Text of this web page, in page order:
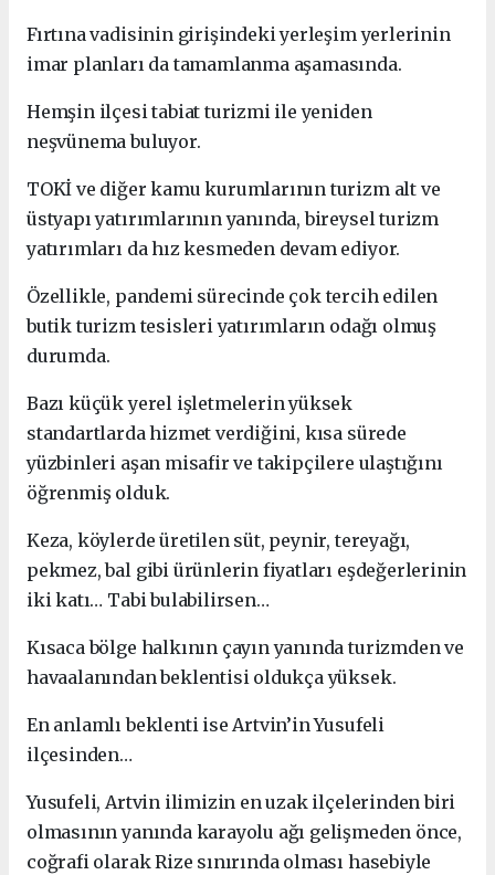
Fırtına vadisinin girişindeki yerleşim yerlerinin
imar planları da tamamlanma aşamasında.
Hemşin ilçesi tabiat turizmi ile yeniden
neşvünema buluyor.
TOKİ ve diğer kamu kurumlarının turizm alt ve
üstyapı yatırımlarının yanında, bireysel turizm
yatırımları da hız kesmeden devam ediyor.
Özellikle, pandemi sürecinde çok tercih edilen
butik turizm tesisleri yatırımların odağı olmuş
durumda.
Bazı küçük yerel işletmelerin yüksek
standartlarda hizmet verdiğini, kısa sürede
yüzbinleri aşan misafir ve takipçilere ulaştığını
öğrenmiş olduk.
Keza, köylerde üretilen süt, peynir, tereyağı,
pekmez, bal gibi ürünlerin fiyatları eşdeğerlerinin
iki katı… Tabi bulabilirsen…
Kısaca bölge halkının çayın yanında turizmden ve
havaalanından beklentisi oldukça yüksek.
En anlamlı beklenti ise Artvin’in Yusufeli
ilçesinden…
Yusufeli, Artvin ilimizin en uzak ilçelerinden biri
olmasının yanında karayolu ağı gelişmeden önce,
coğrafi olarak Rize sınırında olması hasebiyle